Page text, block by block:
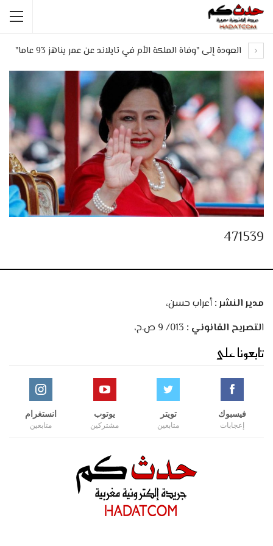
العودة إلى "وفاة الملكة الأم في تايلاند عن عمر يناهز 93 عاما"
471539
مدير النشر :أعراب حسن،
التصريح القانوني :
تابعونا على
فيسبوك
إعجابات
تويتر
متابعين
يوتوب
مشتركين
انستغرام
متابعين